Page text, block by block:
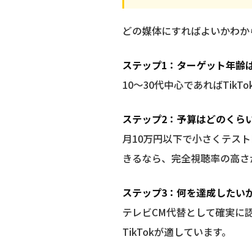
どの媒体にすればよいかわ
ステップ1：ターゲット年齢
10〜30代中心であれば
ステップ2：予算はどのくら
月10万円以下で小さくテス
きるなら、完全視聴率の高
ステップ3：何を達成したい
テレビCM代替として確実に
TikTokが適しています。